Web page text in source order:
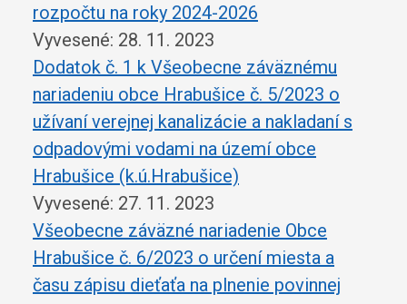
rozpočtu na roky 2024-2026
Vyvesené: 28. 11. 2023
Dodatok č. 1 k Všeobecne záväznému
nariadeniu obce Hrabušice č. 5/2023 o
užívaní verejnej kanalizácie a nakladaní s
odpadovými vodami na území obce
Hrabušice (k.ú.Hrabušice)
Vyvesené: 27. 11. 2023
Všeobecne záväzné nariadenie Obce
Hrabušice č. 6/2023 o určení miesta a
času zápisu dieťaťa na plnenie povinnej